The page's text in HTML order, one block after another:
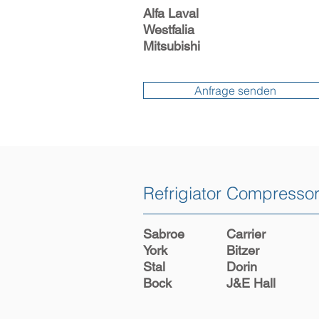
Anfrage senden
Refrigiator
​Sabroe
York
Stal
Bock
Carrier
Bitzer
Dorin
J&E Hall
Alfa Laval
Westfalia
Mitsubishi